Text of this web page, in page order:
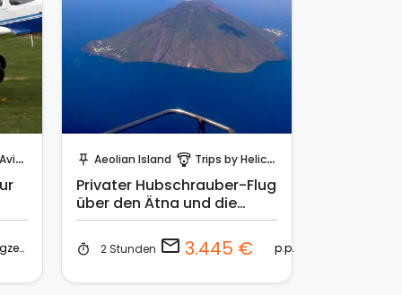
flugzeug
push_pin Aeolian Island paragliding Trips by Helicopter
Privater Hubschrauber-Flug
über den Ätna und die
Äolischen Inseln
timer 2 Stunden email 3.445 € p.p.